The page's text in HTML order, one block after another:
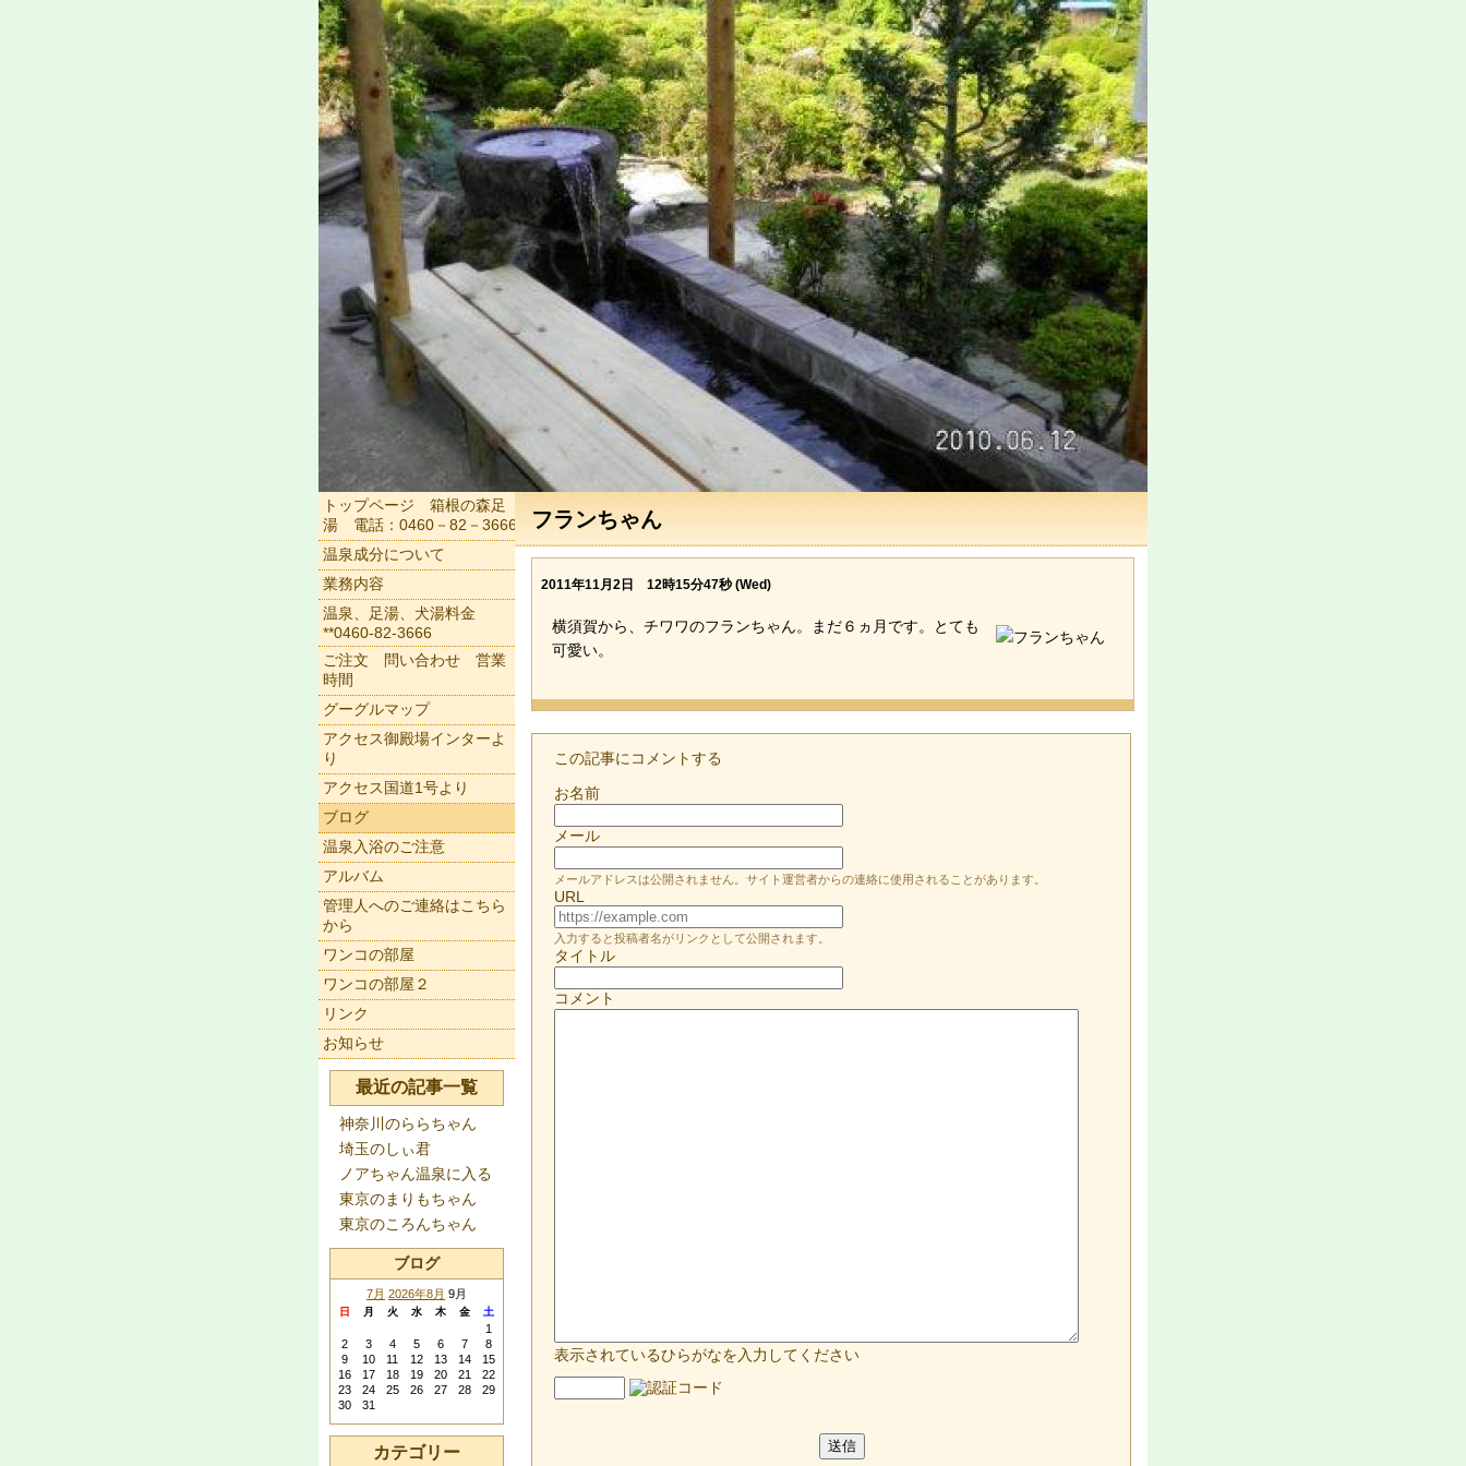
フランちゃん
2011年11月2日 12時15分47秒 (Wed)
横須賀から、チワワのフランちゃん。まだ６ヵ月です。とても
可愛い。
この記事にコメントする
お名前
メール
メールアドレスは公開されません。サイト運営者からの連絡に使用されることがあります。
URL
入力すると投稿者名がリンクとして公開されます。
タイトル
コメント
表示されているひらがなを入力してください
トップページ 箱根の森足
湯 電話：0460－82－3666
温泉成分について
業務内容
温泉、足湯、犬湯料金
**0460-82-3666
ご注文 問い合わせ 営業
時間
グーグルマップ
アクセス御殿場インターよ
り
アクセス国道1号より
ブログ
温泉入浴のご注意
アルバム
管理人へのご連絡はこちら
から
ワンコの部屋
ワンコの部屋２
リンク
お知らせ
最近の記事一覧
神奈川のららちゃん
埼玉のしぃ君
ノアちゃん温泉に入る
東京のまりもちゃん
東京のころんちゃん
ブログ
7月 2026年8月 9月
日 月 火 水 木 金 土
1
2
3 4 5 6 7
8
9
10 11 12 13 14
15
16
17 18 19 20 21
22
23
24 25 26 27 28
29
30
31
カテゴリー